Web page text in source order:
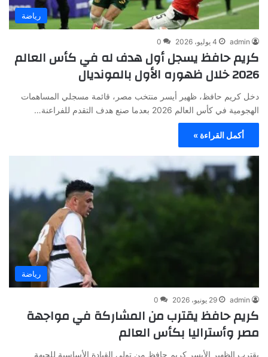
رياضة
admin 4 يوليو، 2026 0
كريم حافظ يسجل أول هدف له في كأس العالم
2026 خلال ظهوره الأول بالمونديال
دخل كريم حافظ، ظهير أيسر منتخب مصر، قائمة مسجلي المساهمات
الهجومية في كأس العالم 2026 بعدما صنع هدف التقدم للفراعنة…
أكمل القراءة »
رياضة
admin 29 يونيو، 2026 0
كريم حافظ يقترب من المشاركة في مواجهة
مصر وأستراليا بكأس العالم
يقترب الظهير الأيسر كريم حافظ من تولي القيادة الأساسية للجبهة